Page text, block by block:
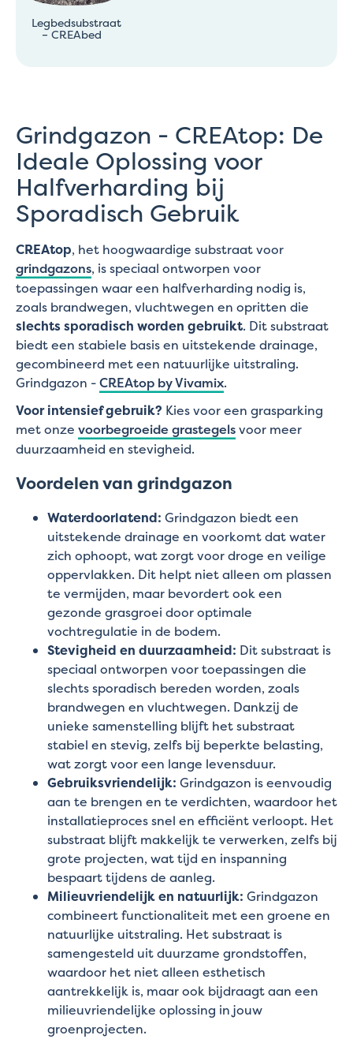
Legbedsubstraat
– CREAbed
Grindgazon - CREAtop: De
Ideale Oplossing voor
Halfverharding bij
Sporadisch Gebruik
CREAtop, het hoogwaardige substraat voor
grindgazons, is speciaal ontworpen voor
toepassingen waar een halfverharding nodig is,
zoals brandwegen, vluchtwegen en opritten die
slechts sporadisch worden gebruikt. Dit substraat
biedt een stabiele basis en uitstekende drainage,
gecombineerd met een natuurlijke uitstraling.
Grindgazon -CREAtop by Vivamix.
Voor intensief gebruik? Kies voor een grasparking
met onze voorbegroeide grastegelsvoor meer
duurzaamheid en stevigheid.
Voordelen van grindgazon
Waterdoorlatend: Grindgazon biedt een
uitstekende drainage en voorkomt dat water
zich ophoopt, wat zorgt voor droge en veilige
oppervlakken. Dit helpt niet alleen om plassen
te vermijden, maar bevordert ook een
gezonde grasgroei door optimale
vochtregulatie in de bodem.
Stevigheid en duurzaamheid: Dit substraat is
speciaal ontworpen voor toepassingen die
slechts sporadisch bereden worden, zoals
brandwegen en vluchtwegen. Dankzij de
unieke samenstelling blijft het substraat
stabiel en stevig, zelfs bij beperkte belasting,
wat zorgt voor een lange levensduur.
Gebruiksvriendelijk: Grindgazon is eenvoudig
aan te brengen en te verdichten, waardoor het
installatieproces snel en efficiënt verloopt. Het
substraat blijft makkelijk te verwerken, zelfs bij
grote projecten, wat tijd en inspanning
bespaart tijdens de aanleg.
Milieuvriendelijk en natuurlijk: Grindgazon
combineert functionaliteit met een groene en
natuurlijke uitstraling. Het substraat is
samengesteld uit duurzame grondstoffen,
waardoor het niet alleen esthetisch
aantrekkelijk is, maar ook bijdraagt aan een
milieuvriendelijke oplossing in jouw
groenprojecten.